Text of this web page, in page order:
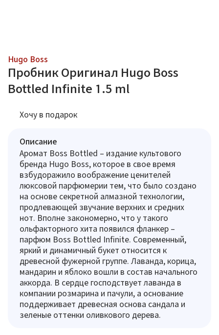
Hugo Boss
Пробник Оригинал Hugo Boss
Bottled Infinite 1.5 ml
Хочу в подарок
Описание
Аромат Boss Bottled – издание культового
бренда Hugo Boss, которое в свое время
взбудоражило воображение ценителей
люксовой парфюмерии тем, что было создано
на основе секретной алмазной технологии,
продлевающей звучание верхних и средних
нот. Вполне закономерно, что у такого
ольфакторного хита появился фланкер –
парфюм Boss Bottled Infinite. Современный,
яркий и динамичный букет относится к
древесной фужерной группе. Лаванда, корица,
мандарин и яблоко вошли в состав начального
аккорда. В сердце господствует лаванда в
компании розмарина и пачули, а основание
поддерживает древесная основа сандала и
зеленые оттенки оливкового дерева.